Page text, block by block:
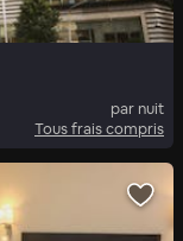
par nuit
Tous frais compris